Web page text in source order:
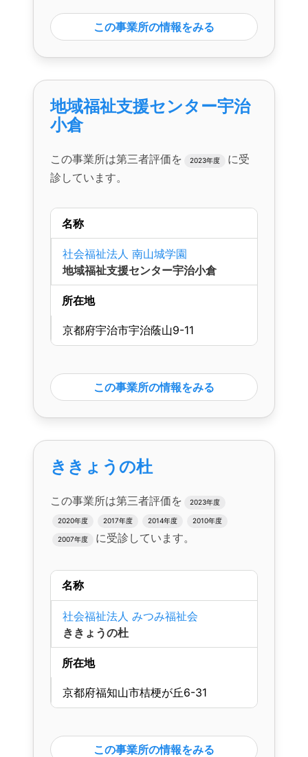
この事業所の情報をみる
地域福祉支援センター宇治
小倉
この事業所は第三者評価を 2023年度
に受
診しています。
名称
社会福祉法人 南山城学園
地域福祉支援センター宇治小倉
所在地
京都府宇治市宇治蔭山9-11
この事業所の情報をみる
ききょうの杜
この事業所は第三者評価を 2023年度
2020年度 2017年度 2014年度 2010年度
2007年度 に受診しています。
名称
社会福祉法人 みつみ福祉会
ききょうの杜
所在地
京都府福知山市桔梗が丘6-31
この事業所の情報をみる